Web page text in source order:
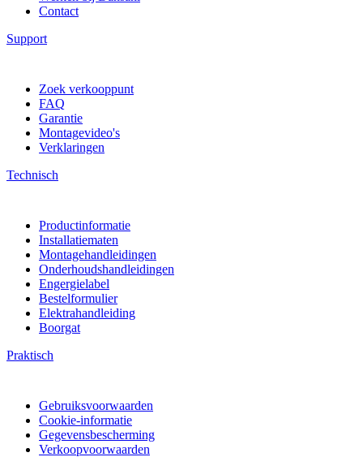
Contact
Support
Zoek verkooppunt
FAQ
Garantie
Montagevideo's
Verklaringen
Technisch
Productinformatie
Installatiematen
Montagehandleidingen
Onderhoudshandleidingen
Engergielabel
Bestelformulier
Elektrahandleiding
Boorgat
Praktisch
Gebruiksvoorwaarden
Cookie-informatie
Gegevensbescherming
Verkoopvoorwaarden